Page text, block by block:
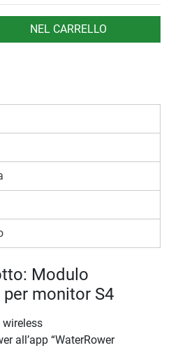
NEL CARRELLO
Modulo
monitor S4
wireless
all’app “WaterRower